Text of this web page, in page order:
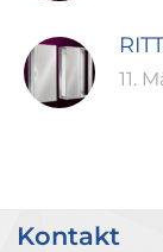
11.
Kontakt